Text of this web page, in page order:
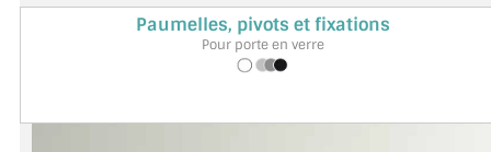
SYSTÈMES PIVOTANTS
SYSTÈMES COULISSANTS
Paumelles, pivots et fixations
Pour porte en verre